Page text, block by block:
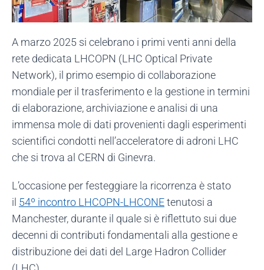
A marzo 2025 si celebrano i primi venti anni della
rete dedicata LHCOPN (LHC Optical Private
Network), il primo esempio di collaborazione
mondiale per il trasferimento e la gestione in termini
di elaborazione, archiviazione e analisi di una
immensa mole di dati provenienti dagli esperimenti
scientifici condotti nell’acceleratore di adroni LHC
che si trova al CERN di Ginevra.
L’occasione per festeggiare la ricorrenza è stato
il 54º incontro LHCOPN-LHCONEtenutosi a
Manchester, durante il quale si è riflettuto sui due
decenni di contributi fondamentali alla gestione e
distribuzione dei dati del Large Hadron Collider